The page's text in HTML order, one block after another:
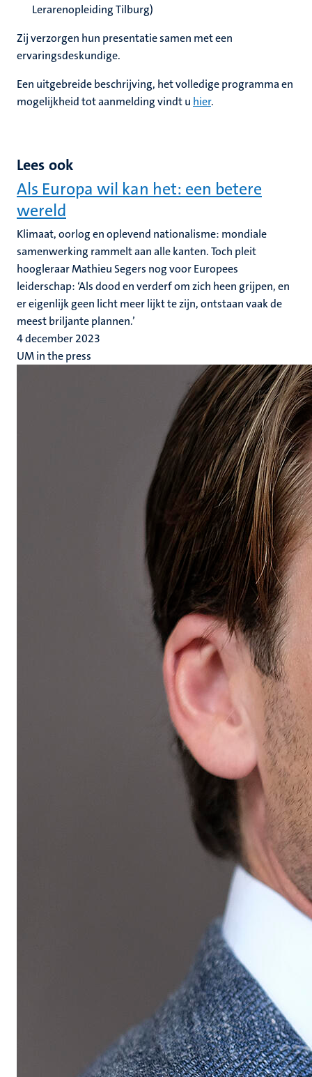
Lerarenopleiding Tilburg)
Zij verzorgen hun presentatie samen met een
ervaringsdeskundige.
Een uitgebreide beschrijving, het volledige programma en
mogelijkheid tot aanmelding vindt u hier.
Lees ook
Als Europa wil kan het: een betere
wereld
Klimaat, oorlog en oplevend nationalisme: mondiale
samenwerking rammelt aan alle kanten. Toch pleit
hoogleraar Mathieu Segers nog voor Europees
leiderschap: ‘Als dood en verderf om zich heen grijpen, en
er eigenlijk geen licht meer lijkt te zijn, ontstaan vaak de
meest briljante plannen.’
4 december 2023
UM in the press